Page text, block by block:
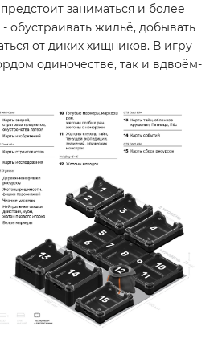
заниматься и более
обустраивать жильё, добывать
от диких хищников. В игру
одиночестве, так и вдвоём-